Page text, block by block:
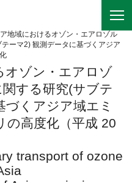
地域におけるオゾン・エアロゾル
ーマ2) 観測データに基づくアジア
オゾン・エアロゾ
する研究(サブテ
づくアジア域エミ
の高度化（平成 20
transport of ozone